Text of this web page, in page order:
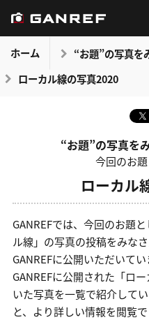
ホーム
“お題”の写真を
ローカル線の写真2020
“お題”の写真を
今回のお題
ローカル
GANREFでは、今回のお題
ル線」の写真の投稿をみな
GANREFに公開いただいてい
GANREFに公開された「ロ
いた写真を一覧で紹介して
と、より詳しい情報を閲覧